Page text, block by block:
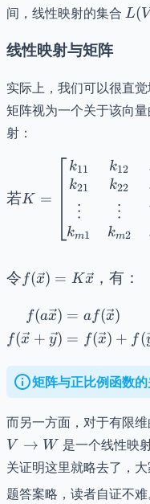
间，线性映射的集合 L(V
线性映射与矩阵
实际上，我们可以很直
矩阵视为一个关于该向
射：
若K =
k11
k21
⋮
km1
k12
k22
⋮
km2
令 f(x) = Kx ，有：
f(ax)
f(x + y)
= af(x)
= f(x) + f(
矩阵与正比例函数
而另一方面，对于有限
V → W 是一个线性映
关证明这里就略去了，
题答案略，读者自证不难